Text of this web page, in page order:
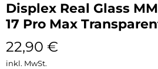
Displex Real Glass
17 Pro Max
22,90 €
inkl. MwSt.